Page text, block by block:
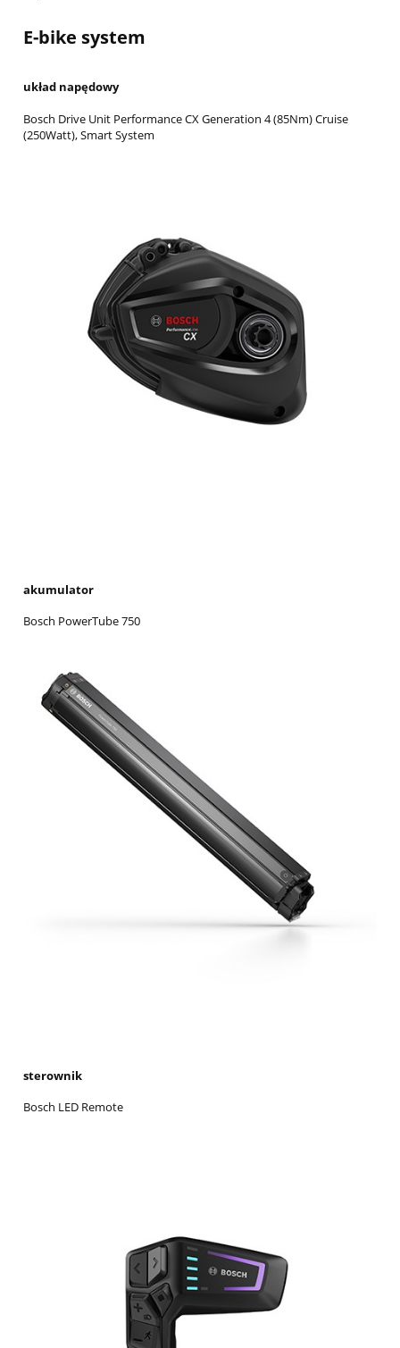
E-bike system
układ napędowy
Bosch Drive Unit Performance CX Generation 4 (85Nm) Cruise
(250Watt), Smart System
akumulator
Bosch PowerTube 750
sterownik
Bosch LED Remote